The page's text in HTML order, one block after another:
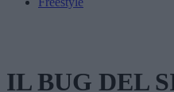
IL BUG DEL